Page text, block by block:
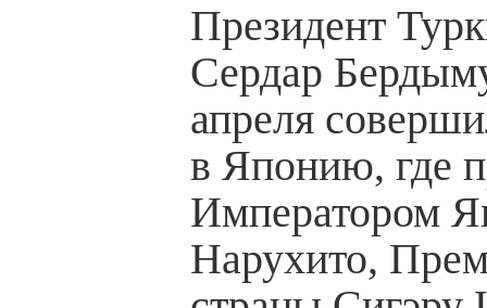
Президент
Сердар
апреля
в Японию, где
Императором
Нарухито,